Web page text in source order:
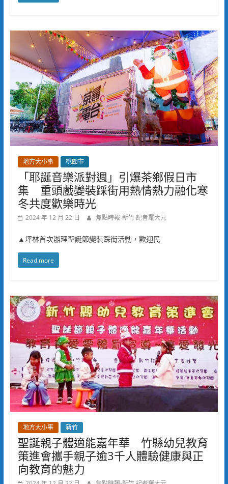
地方大小事 桃園市
「耶誕音樂派對週」引爆茶鄉假日市
集 重頭戲變裝踩街用熱情熱力融化寒
冬共度歡樂時光
2024 年 12 月 22 日 焦點時報-新竹 記者羅大元
▲坪林首次辦理聖誕節變裝踩街活動，歡迎民
Read more
地方大小事 新竹
聖誕親子體適能嘉年華 竹縣幼兒教育
策進會攜手親子逾3千人體驗健康與正
向教育的魅力